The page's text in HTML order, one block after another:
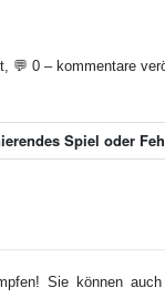
💬 0 – kommentare
Spiel oder
Sie können